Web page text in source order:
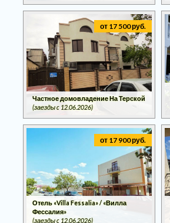
от 17 500 руб.
Частное домовладение На Терской
(заезды c 12.06.2026)
от 17 900 руб.
Отель «Villa Fessalia» / «Вилла
Фессалия»
(заезды c 12.06.2026)